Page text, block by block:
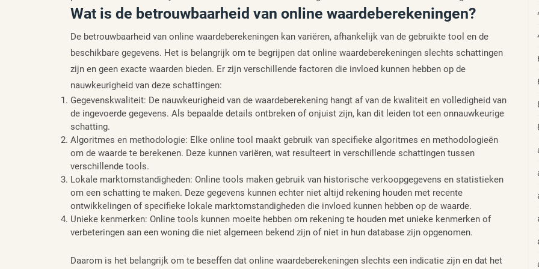
Wat is de betrouwbaarheid van online waardeberekeningen?
De betrouwbaarheid van online waardeberekeningen kan variëren, afhankelijk van de gebruikte tool en de
beschikbare gegevens. Het is belangrijk om te begrijpen dat online waardeberekeningen slechts schattingen
zijn en geen exacte waarden bieden. Er zijn verschillende factoren die invloed kunnen hebben op de
nauwkeurigheid van deze schattingen:
Gegevenskwaliteit: De nauwkeurigheid van de waardeberekening hangt af van de kwaliteit en volledigheid van
de ingevoerde gegevens. Als bepaalde details ontbreken of onjuist zijn, kan dit leiden tot een onnauwkeurige
schatting.
Algoritmes en methodologie: Elke online tool maakt gebruik van specifieke algoritmes en methodologieën
om de waarde te berekenen. Deze kunnen variëren, wat resulteert in verschillende schattingen tussen
verschillende tools.
Lokale marktomstandigheden: Online tools maken gebruik van historische verkoopgegevens en statistieken
om een schatting te maken. Deze gegevens kunnen echter niet altijd rekening houden met recente
ontwikkelingen of specifieke lokale marktomstandigheden die invloed kunnen hebben op de waarde.
Unieke kenmerken: Online tools kunnen moeite hebben om rekening te houden met unieke kenmerken of
verbeteringen aan een woning die niet algemeen bekend zijn of niet in hun database zijn opgenomen.
Daarom is het belangrijk om te beseffen dat online waardeberekeningen slechts een indicatie zijn en dat het